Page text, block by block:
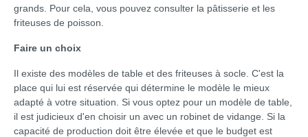
grands. Pour cela, vous pouvez consulter la pâtisserie et les
friteuses de poisson.
Faire un choix
Il existe des modèles de table et des friteuses à socle. C'est la
place qui lui est réservée qui détermine le modèle le mieux
adapté à votre situation. Si vous optez pour un modèle de table,
il est judicieux d'en choisir un avec un robinet de vidange. Si la
capacité de production doit être élevée et que le budget est